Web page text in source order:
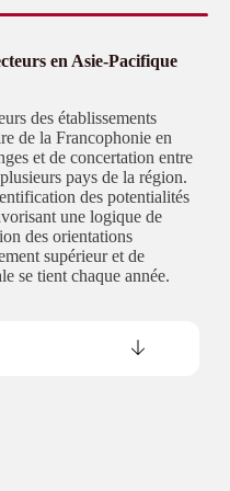
en Asie-Pacifique
des établissements
de la Francophonie en
et de concertation entre
pays de la région.
des potentialités
une logique de
des orientations
supérieur et de
se tient chaque année.